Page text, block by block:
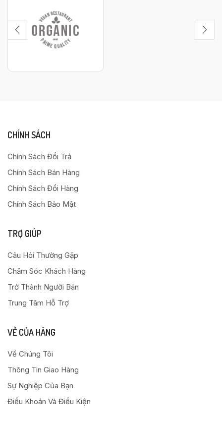
CHÍNH SÁCH
Chính Sách Đổi Trả
Chính Sách Bán Hàng
Chính Sách Đổi Hàng
Chính Sách Bảo Mật
TRỢ GIÚP
Câu Hỏi Thường Gặp
Chăm Sóc Khách Hàng
Trở Thành Người Bán
Trung Tâm Hỗ Trợ
VỀ CỦA HÀNG
Về Chúng Tôi
Thông Tin Giao Hàng
Sự Nghiệp Của Bạn
Điều Khoản Và Điều Kiện